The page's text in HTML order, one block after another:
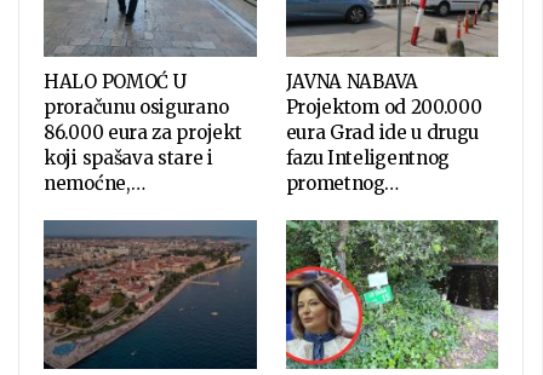
HALO POMOĆ U
proračunu osigurano
86.000 eura za projekt
koji spašava stare i
nemoćne,…
JAVNA NABAVA
Projektom od 200.000
eura Grad ide u drugu
fazu Inteligentnog
prometnog…